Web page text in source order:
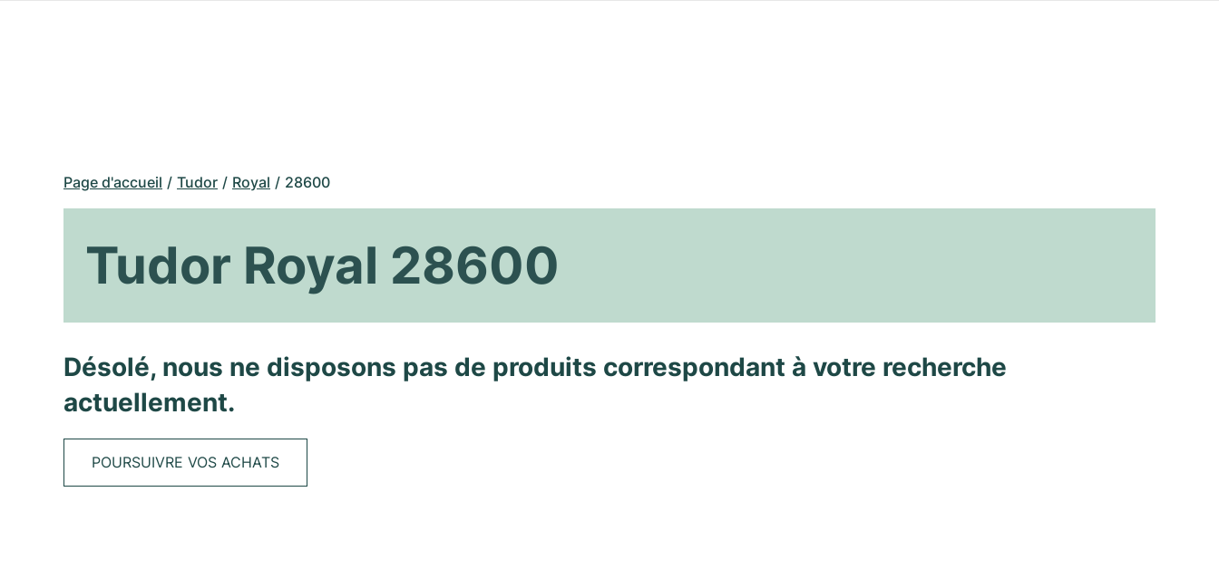
Page d'accueil Tudor Royal 28600
Tudor Royal 28600
Désolé, nous ne disposons pas de produits correspondant à votre recherche
actuellement.
POURSUIVRE VOS ACHATS